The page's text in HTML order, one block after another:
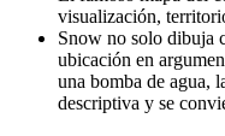
visualización,
Snow no solo dibuja
ubicación en
una bomba de agua,
descriptiva y se